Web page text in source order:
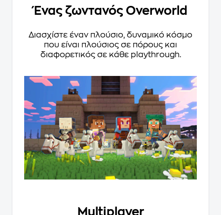
Ένας ζωντανός Overworld
Διασχίστε έναν πλούσιο, δυναμικό κόσμο
που είναι πλούσιος σε πόρους και
διαφορετικός σε κάθε playthrough.
Multiplayer